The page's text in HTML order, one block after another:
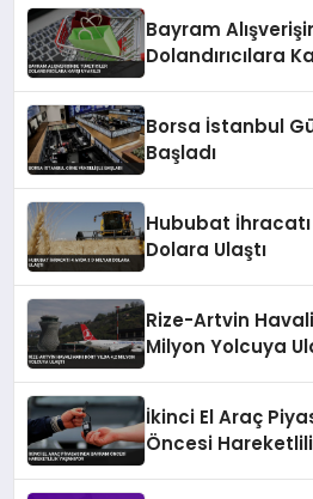
Bayram
Dolandırıcılara
Borsa İstanbul
Başladı
Hububat
Dolara Ulaştı
Rize-Artvin
Milyon Yolcuya
İkinci El Araç
Öncesi